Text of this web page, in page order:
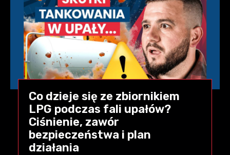
Co dzieje się ze zbiornikiem
LPG podczas fali upałów?
Ciśnienie, zawór
bezpieczeństwa i plan
działania